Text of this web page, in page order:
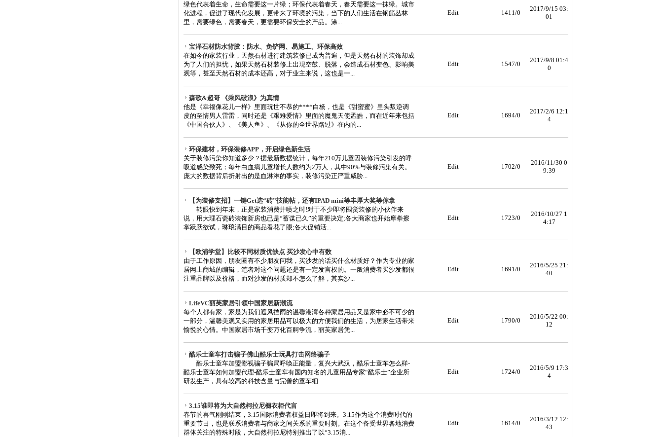
绿色代表着生命，生命需要这一片绿；环保代表着春天，春天需要这一抹绿。城市
化进程，促进了现代化发展，更带来了环境的污染，当下的人们生活在钢筋丛林
里，需要绿色，需要春天，更需要环保安全的产品。涂...
Edit 1411/0
2017/9/15 03:
01
宝泽石材防水背胶：防水、免铲网、易施工、环保高效
在如今的家装行业，天然石材进行建筑装修已成为普遍，但是天然石材的装饰却成
为了人们的担忧，如果天然石材装修上出现空鼓、脱落，会造成石材变色、影响美
观等，甚至天然石材的成本还高，对于业主来说，这也是一...
Edit 1547/0
2017/9/8 01:4
0
森歌&超哥 《乘风破浪》为真情
他是《幸福像花儿一样》里面玩世不恭的****白杨，也是《甜蜜蜜》里头叛逆调
皮的至情男人雷雷，同时还是《艰难爱情》里面的魔鬼天使孟皓，而在近年来包括
《中国合伙人》、《美人鱼》、《从你的全世界路过》在内的...
Edit 1694/0
2017/2/6 12:1
4
环保建材，环保装修APP，开启绿色新生活
关于装修污染你知道多少？据最新数据统计，每年210万儿童因装修污染引发的呼
吸道感染致死；每年白血病儿童增长人数约为2万人，其中90%与装修污染有关。
庞大的数据背后折射出的是血淋淋的事实，装修污染正严重威胁...
Edit 1702/0
2016/11/30 0
9:39
【为装修支招】一键Get选“砖”技能帖，还有IPAD mini等丰厚大奖等你拿
转眼快到年末，正是家装消费井喷之时!对于不少即将囤货装修的小伙伴来
说，用大理石瓷砖装饰新房也已是“蓄谋已久”的重要决定;各大商家也开始摩拳擦
掌跃跃欲试，琳琅满目的商品看花了眼;各大促销活...
Edit 1723/0
2016/10/27 1
4:17
【欧浦学堂】比较不同材质优缺点 买沙发心中有数
由于工作原因，朋友圈有不少朋友问我，买沙发的话买什么材质好？作为专业的家
居网上商城的编辑，笔者对这个问题还是有一定发言权的。一般消费者买沙发都很
注重品牌以及价格，而对沙发的材质却不怎么了解，其实沙...
Edit 1691/0
2016/5/25 21:
40
LifeVC丽芙家居引领中国家居新潮流
每个人都有家，家是为我们遮风挡雨的温馨港湾各种家居用品又是家中必不可少的
一部分，温馨美观又实用的家居用品可以极大的方便我们的生活，为居家生活带来
愉悦的心情。中国家居市场千变万化百舸争流，丽芙家居凭...
Edit 1790/0
2016/5/22 00:
12
酷乐士童车打击骗子佛山酷乐士玩具打击网络骗子
酷乐士童车加盟鄙视骗子骗局呼唤正能量，复兴大武汉，酷乐士童车怎么样-
酷乐士童车如何加盟代理-酷乐士童车有国内知名的儿童用品专家“酷乐士”企业所
研发生产，具有较高的科技含量与完善的童车细...
Edit 1724/0
2016/5/9 17:3
4
3.15谁即将为大自然柯拉尼橱衣柜代言
春节的喜气刚刚结束，3.15国际消费者权益日即将到来。3.15作为这个消费时代的
重要节日，也是联系消费者与商家之间关系的重要时刻。在这个备受世界各地消费
群体关注的特殊时段，大自然柯拉尼特别推出了以“3.15消...
Edit 1614/0
2016/3/12 12:
43